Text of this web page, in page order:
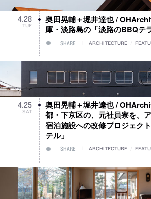
4.28
TUE
奥田晃輔＋堀井達也 /
庫・淡路島の「淡路のBBQテ
SHARE ARCHITECTURE
4.25
SAT
奥田晃輔＋堀井達也 /
都・下京区の、元社員寮を、
宿泊施設への改修プロジェク
テル」
SHARE ARCHITECTURE